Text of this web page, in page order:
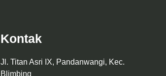
Kontak
Jl. Titan Asri IX, Pandanwangi, Kec.
Blimbing